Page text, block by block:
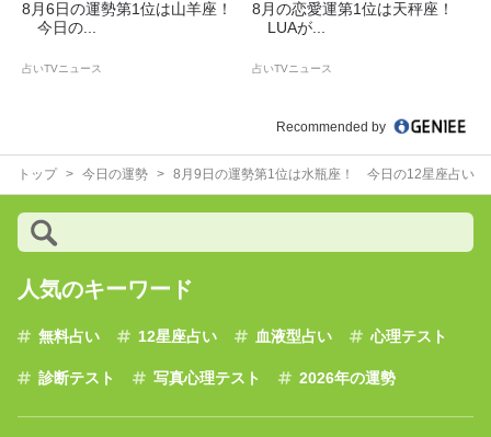
8月6日の運勢第1位は山羊座！
今日の...
占いTVニュース
8月の恋愛運第1位は天秤座！
LUAが...
占いTVニュース
Recommended by
トップ 今日の運勢 8月9日の運勢第1位は水瓶座！ 今日の12星座占い
人気のキーワード
無料占い 12星座占い 血液型占い 心理テスト
診断テスト 写真心理テスト 2026年の運勢